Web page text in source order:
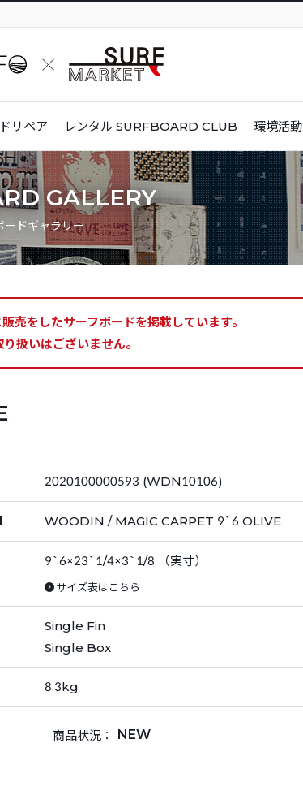
リペア レンタル SURFBOARD CLUB 環境活動
GALLERY
ードギャラリー
売をしたサーフボードを掲載しています。
扱いはございません。
2020100000593 (WDN10106)
WOODIN / MAGIC CARPET 9`6 OLIVE
9`6×23`1/4×3`1/8 （実寸）
サイズ表はこちら
Single Fin
Single Box
8.3kg
商品状況： NEW